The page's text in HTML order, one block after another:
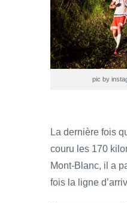
pic by
La dernière fois
couru les 170
Mont-Blanc, il a
fois la ligne